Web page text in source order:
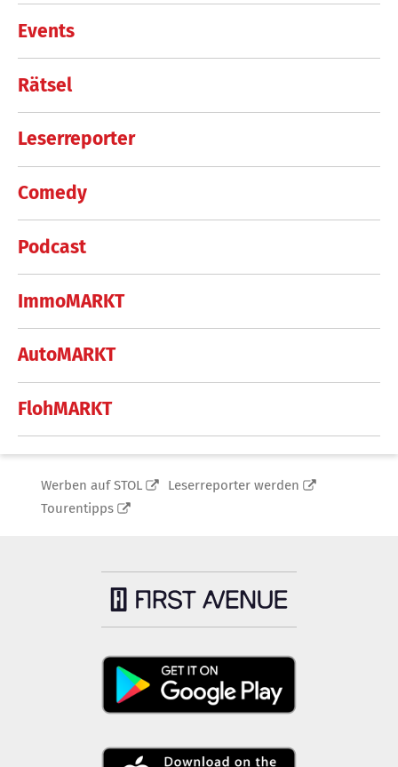
Events
Rätsel
Leserreporter
Comedy
Podcast
ImmoMARKT
AutoMARKT
FlohMARKT
Werben auf STOL
Leserreporter werden
Tourentipps